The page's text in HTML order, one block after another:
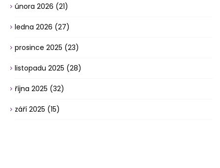
února 2026 (21)
ledna 2026 (27)
prosince 2025 (23)
listopadu 2025 (28)
října 2025 (32)
září 2025 (15)